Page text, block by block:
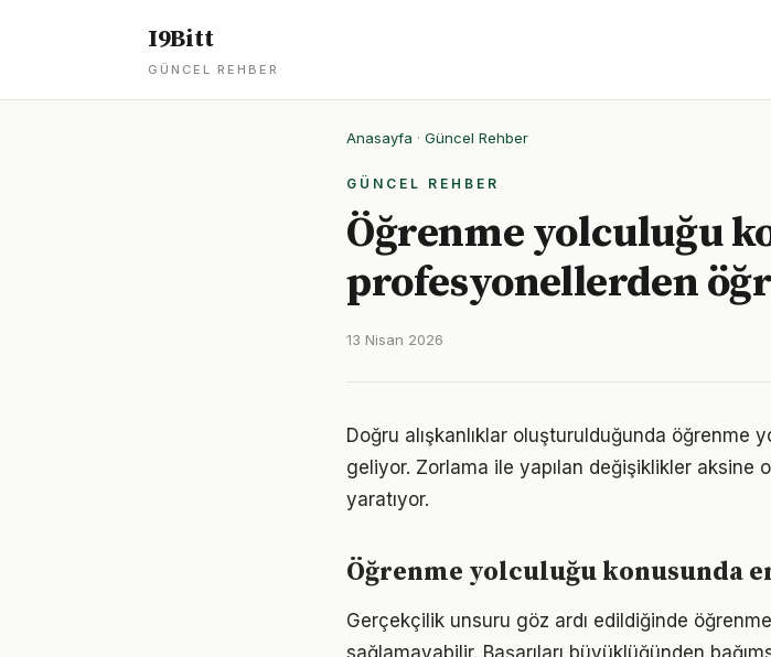
I9Bitt
GÜNCEL REHBER
Anasayfa · Güncel Rehber
GÜNCEL REHBER
Öğrenme yolculuğu
profesyonellerden
13 Nisan 2026
Doğru alışkanlıklar oluşturulduğunda öğrenme
geliyor. Zorlama ile yapılan değişiklikler aksine
yaratıyor.
Öğrenme yolculuğu konusunda
Gerçekçilik unsuru göz ardı edildiğinde
sağlamayabilir. Başarıları büyüklüğünden